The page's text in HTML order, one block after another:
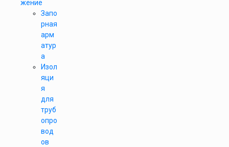
жение
Запо
рная
арм
атур
а
Изол
яци
я
для
труб
опро
вод
ов